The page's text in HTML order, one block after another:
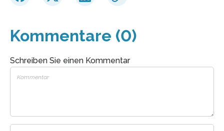
Kommentare (0)
Schreiben Sie einen Kommentar